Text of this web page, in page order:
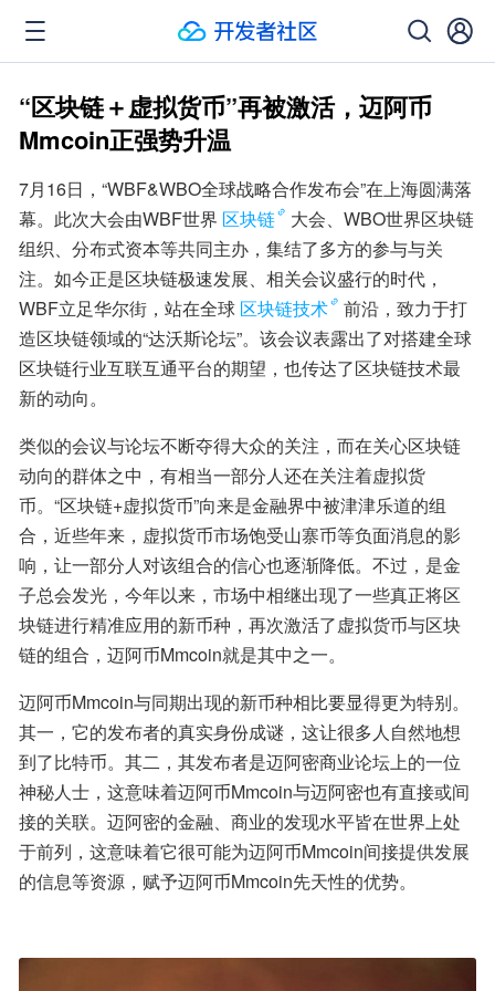
“区块链＋虚拟货币”再被激活，迈阿币
Mmcoin正强势升温
7月16日，“WBF&WBO全球战略合作发布会”在上海圆满落
幕。此次大会由WBF世界 区块链
大会、WBO世界区块链
组织、分布式资本等共同主办，集结了多方的参与与关
注。如今正是区块链极速发展、相关会议盛行的时代，
WBF立足华尔街，站在全球 区块链技术
前沿，致力于打
造区块链领域的“达沃斯论坛”。该会议表露出了对搭建全球
区块链行业互联互通平台的期望，也传达了区块链技术最
新的动向。
类似的会议与论坛不断夺得大众的关注，而在关心区块链
动向的群体之中，有相当一部分人还在关注着虚拟货
币。“区块链+虚拟货币”向来是金融界中被津津乐道的组
合，近些年来，虚拟货币市场饱受山寨币等负面消息的影
响，让一部分人对该组合的信心也逐渐降低。不过，是金
子总会发光，今年以来，市场中相继出现了一些真正将区
块链进行精准应用的新币种，再次激活了虚拟货币与区块
链的组合，迈阿币Mmcoin就是其中之一。
迈阿币Mmcoin与同期出现的新币种相比要显得更为特别。
其一，它的发布者的真实身份成谜，这让很多人自然地想
到了比特币。其二，其发布者是迈阿密商业论坛上的一位
神秘人士，这意味着迈阿币Mmcoin与迈阿密也有直接或间
接的关联。迈阿密的金融、商业的发现水平皆在世界上处
于前列，这意味着它很可能为迈阿币Mmcoin间接提供发展
的信息等资源，赋予迈阿币Mmcoin先天性的优势。